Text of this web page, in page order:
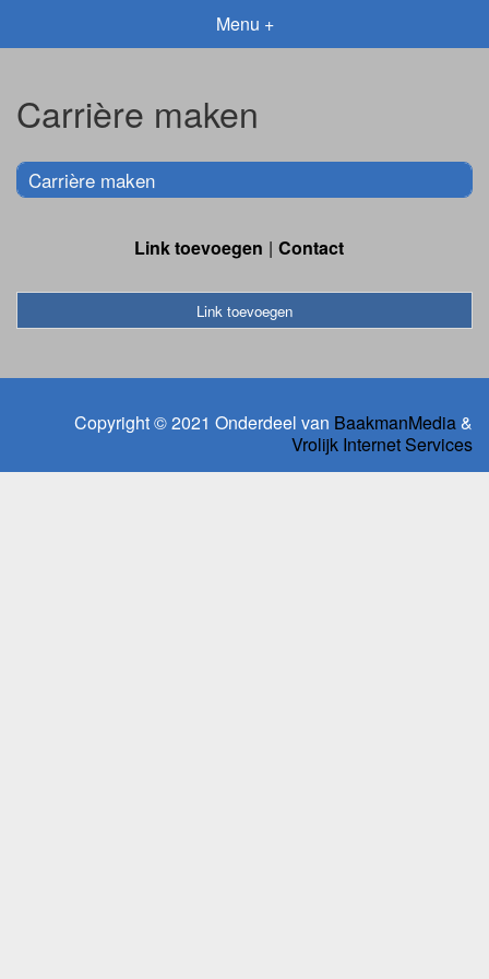
Menu +
Carrière maken
Carrière maken
Link toevoegen Contact
Link toevoegen
Copyright © 2021 Onderdeel van BaakmanMedia&
Vrolijk Internet Services